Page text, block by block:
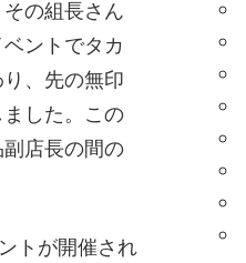
の組長さん
ントでタカ
、先の無印
した。この
店長の間の
トが開催され